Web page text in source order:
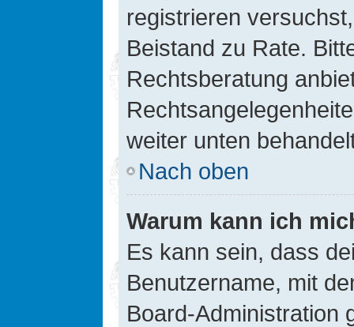
registrieren
Beistand zu Rate.
Rechtsberatung
weiter unten
Nach oben
Warum kann ich
Es kann sein, dass
Benutzername, mit
Board-Administration